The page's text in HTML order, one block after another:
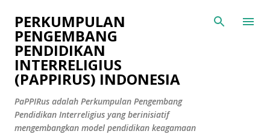
Langsung ke konten utama
PERKUMPULAN
PENGEMBANG
PENDIDIKAN
INTERRELIGIUS
(PAPPIRUS) INDONESIA
PaPPIRus adalah Perkumpulan Pengembang
Pendidikan Interreligius yang berinisiatif
mengembangkan model pendidikan keagamaan